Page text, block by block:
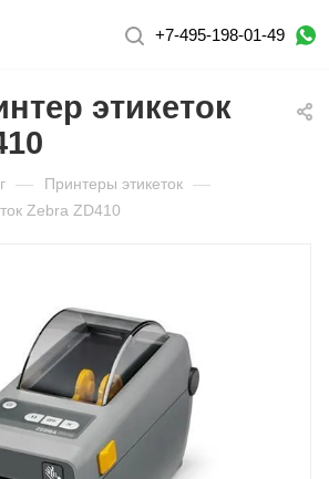
+7-495-198-01-49
этикеток
— Принтеры этикеток —
Zebra ZD410